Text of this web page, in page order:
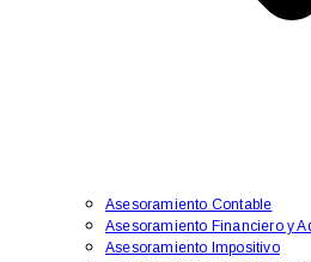
Asesoramiento Contable
Asesoramiento Financiero y
​Asesoramiento Impositivo